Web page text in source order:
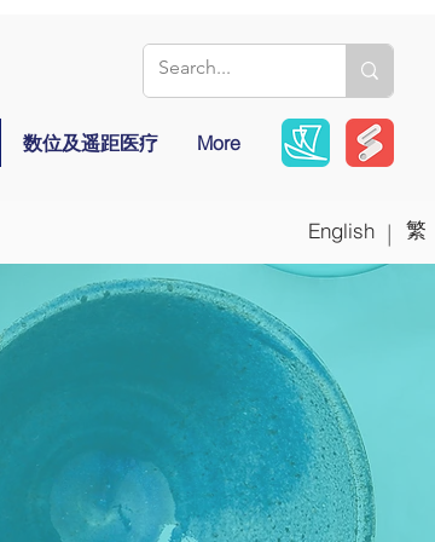
数位及遥距医疗 More
English | 繁